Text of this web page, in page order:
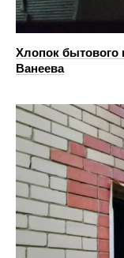
Хлопок бытового
Ванеева